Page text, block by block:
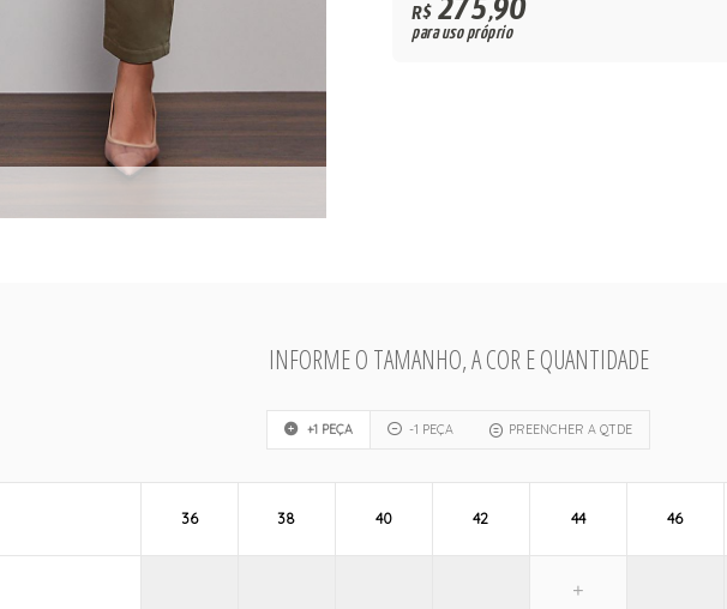
R$275,90
para uso próprio
INFORME O TAMANHO, A COR E QUANTIDADE
+1 PEÇA -1 PEÇA PREENCHER A QTDE
36 38 40 42 44 46